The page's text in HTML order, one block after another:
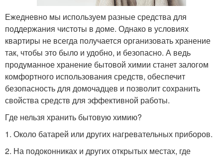
Ежедневно мы используем разные средства для
поддержания чистоты в доме. Однако в условиях
квартиры не всегда получается организовать хранение
так, чтобы это было и удобно, и безопасно. А ведь
продуманное хранение бытовой химии станет залогом
комфортного использования средств, обеспечит
безопасность для домочадцев и позволит сохранить
свойства средств для эффективной работы.
Где нельзя хранить бытовую химию?
1. Около батарей или других нагревательных приборов.
2. На подоконниках и других открытых местах, где